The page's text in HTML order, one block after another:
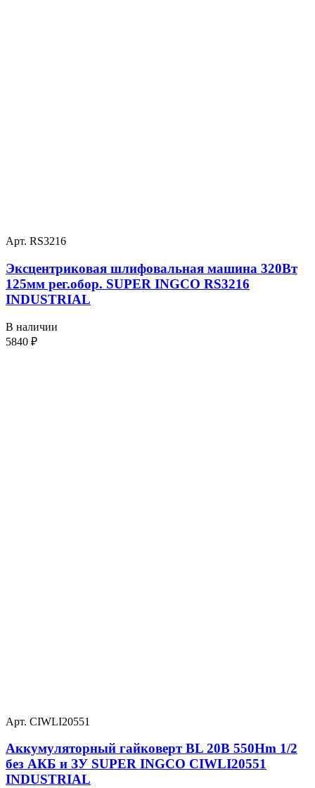
Арт. RS3216
Эксцентриковая шлифовальная машина 320Вт
125мм рег.обор. SUPER INGCO RS3216
INDUSTRIAL
В наличии
5840 ₽
Арт. CIWLI20551
Аккумуляторный гайковерт BL 20В 550Hm 1/2
без АКБ и ЗУ SUPER INGCO CIWLI20551
INDUSTRIAL